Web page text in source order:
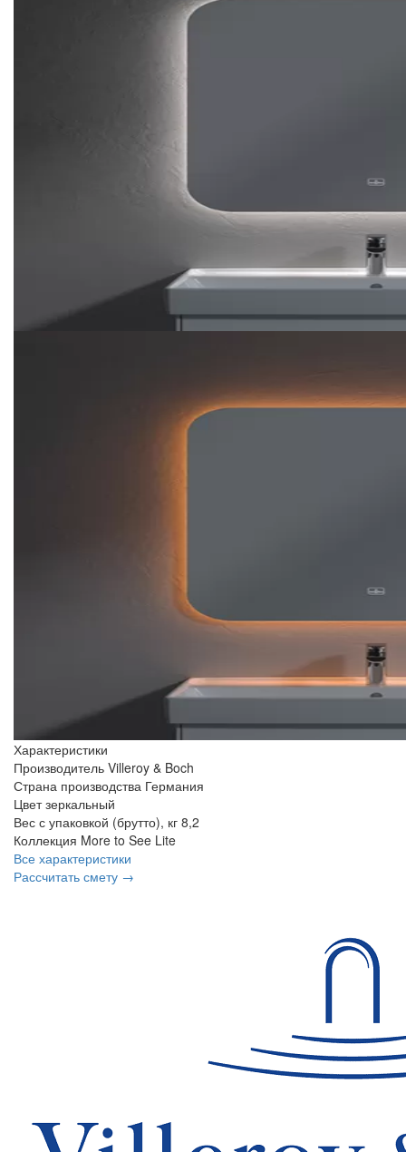
Характеристики
Производитель Villeroy & Boch
Страна производства Германия
Цвет зеркальный
Вес с упаковкой (брутто), кг 8,2
Коллекция More to See Lite
Все характеристики
Рассчитать смету →